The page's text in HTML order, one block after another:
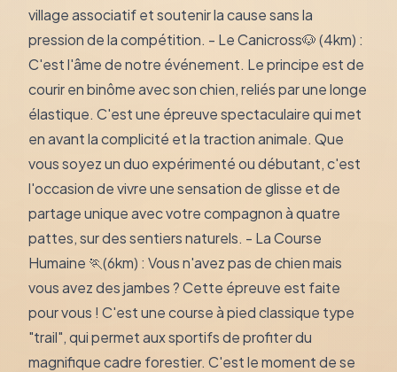
village associatif et soutenir la cause sans la
pression de la compétition. - Le Canicross🐶 (4km) :
C'est l'âme de notre événement. Le principe est de
courir en binôme avec son chien, reliés par une longe
élastique. C'est une épreuve spectaculaire qui met
en avant la complicité et la traction animale. Que
vous soyez un duo expérimenté ou débutant, c'est
l'occasion de vivre une sensation de glisse et de
partage unique avec votre compagnon à quatre
pattes, sur des sentiers naturels. - La Course
Humaine 🏃(6km) : Vous n'avez pas de chien mais
vous avez des jambes ? Cette épreuve est faite
pour vous ! C'est une course à pied classique type
"trail", qui permet aux sportifs de profiter du
magnifique cadre forestier. C'est le moment de se